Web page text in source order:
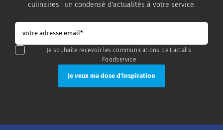
culinaires : un condensé d'actualités à votre service.
Je souhaite recevoir les communications de Lactalis
Foodservice